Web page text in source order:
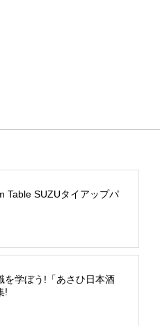
Table SUZUタイアップパ
を学ぼう!「あさひ日本酒
!